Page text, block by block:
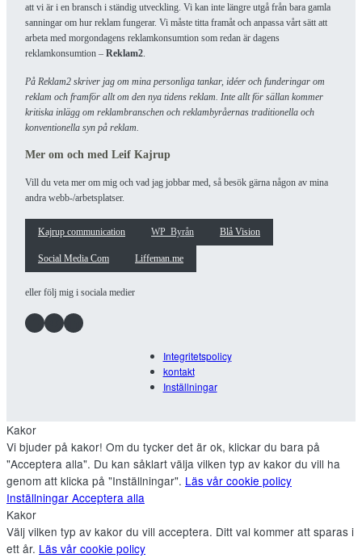
att vi är i en bransch i ständig utveckling. Vi kan inte längre utgå från bara gamla
sanningar om hur reklam fungerar. Vi måste titta framåt och anpassa vårt sätt att
arbeta med morgondagens reklamkonsumtion som redan är dagens
reklamkonsumtion –Reklam2
På Reklam2 skriver jag om mina personliga tankar, idéer och funderingar om
reklam och framför allt om den nya tidens reklam. Inte allt för sällan kommer
kritiska inlägg om reklambranschen och reklambyråernas traditionella och
konventionella syn på reklam.
Mer om och med Leif Kajrup
Vill du veta mer om mig och vad jag jobbar med, så besök gärna någon av mina
andra webb-/arbetsplatser.
Kajrup communication WP_Byrån Blå Vision
Social Media Com Liffeman.me
eller följ mig i sociala medier
Facebook InstagramLinkedIn
Integritetspolicy
kontakt
Inställningar
Kakor
Vi bjuder på kakor! Om du tycker det är ok, klickar du bara på
"Acceptera alla". Du kan såklart välja vilken typ av kakor du vill ha
genom att klicka på "Inställningar". Läs vår cookie policy
Inställningar Acceptera alla
Kakor
Välj vilken typ av kakor du vill acceptera. Ditt val kommer att sparas i
ett år. Läs vår cookie policy